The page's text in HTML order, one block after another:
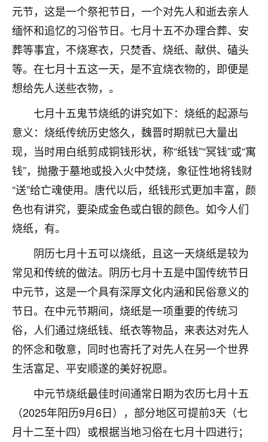
元节，这是一个祭祀节日，一个对先人和逝去亲人
缅怀和追忆的习俗节日。七月十五不办理合葬、安
葬等事宜，不烧寒衣，只焚香、烧纸、献供、磕头
等。在七月十五这一天，是不宜烧衣物的，即便是
想给先人送些衣物，。
七月十五鬼节烧纸的讲究如下：烧纸的起源与
意义：烧纸传统历史悠久，魏晋时期就已大量出
现，当时用白纸剪成铜钱形状，称“纸钱”“冥钱”或“寓
钱”，抛撒于墓地或投入火中焚烧，象征性地将钱财
“送”给亡魂使用。唐代以后，纸钱形式更加丰富，颜
色也有讲究，要染成金色或白银的颜色。如今人们
烧纸，有。
阴历七月十五可以烧纸，且这一天烧纸是较为
常见和传统的做法。阴历七月十五是中国传统节日
中元节，这是一个具有深厚文化内涵和民俗意义的
节日。在中元节期间，烧纸是一项重要的传统习
俗，人们通过烧纸钱、纸衣等物品，来表达对先人
的怀念和敬意，同时也寄托了对先人在另一个世界
生活富足、平安顺遂的美好祝愿。
中元节烧纸最佳时间通常日期为农历七月十五
（2025年阳历9月6日），部分地区可提前3天（七
月十二至十四）或根据当地习俗在七月十四进行；
付深
我是公司人事调整，有升迁机会，但同时竞争的我们
三个，找老师的时候是抱着侥幸心理，没想到老师看
着我晋升有望，我半信半疑的按照老师建议，做了化
太岁还有一个发钱粮，本来年前的人事调整，拖到年
后，我以为都没戏了，结果开年一上班，开会提拔升
职第一个就是我，职务无所谓，主要是底薪加了
3000，非常开心，无论如何，感恩感谢！🙏🏻
鹿森：恭喜升职加薪！！，请客吗？�
12小时前 来自北京
心心相印
我身体不太好，总是病病殃殃的，去检查又没什么大
问题，反正就是不舒服。中医西医看遍了，找不到问
题，后来无意中看到有人推荐慧来老师，跟老师聊过
之后，心情豁然开朗，也听老师建议，处理了一些因
果问题。今年以来，身体比以前好多，主要是心情好
了，老师说境随心转，现在深有体会了。
鹿森：是的，其实跟老师聊过之后，最大的感
触，首先就是心态会变好，万般皆是命，半点
不由人！
1天前 来自四川
金白水清
我也想找老师看看，有没有人给个联系方式的啊？
鹿森：慧来老师微信：gjsy0624